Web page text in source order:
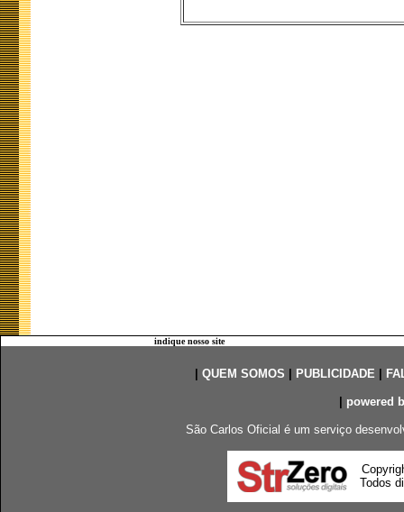
indique nosso site
QUEM SOMOS PUBLICIDADE|
powered
São Carlos Oficial é um serviço
Todos